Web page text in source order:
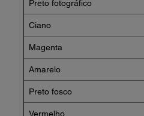
Preto fotográfico
Ciano
Magenta
Amarelo
Preto fosco
Vermelho